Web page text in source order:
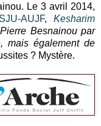
Le 3 avril 2014,
AUJF, Kesharim
Besnainou par
mais également de
? Mystère.